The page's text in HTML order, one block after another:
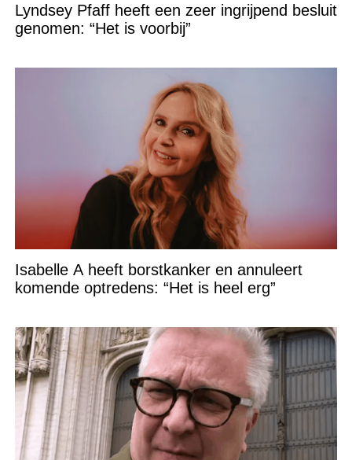
Lyndsey Pfaff heeft een zeer ingrijpend besluit
genomen: “Het is voorbij”
Isabelle A heeft borstkanker en annuleert
komende optredens: “Het is heel erg”